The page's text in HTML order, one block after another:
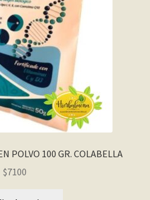
POLVO 100 GR. COLABELLA
$7100